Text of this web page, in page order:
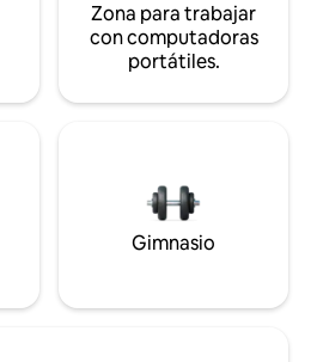
Zona para trabajar
con computadoras
portátiles.
Gimnasio